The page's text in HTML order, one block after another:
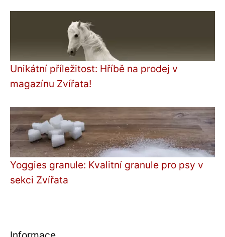
Unikátní příležitost: Hříbě na prodej v
magazínu Zvířata!
Yoggies granule: Kvalitní granule pro psy v
sekci Zvířata